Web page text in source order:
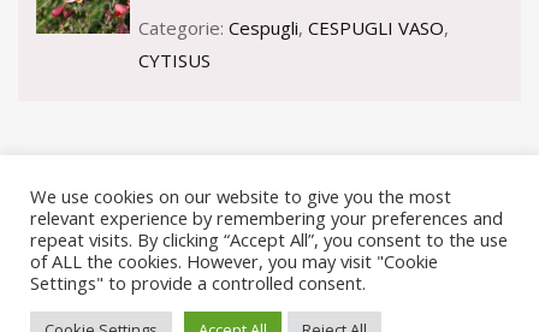
Categorie:Cespugli,CESPUGLI VASO,
CYTISUS
© VIVAI MARCHE BY ANDREA GOSTOLI P.IVA 02074150414 |
We use cookies on our website to give you the most
relevant experience by remembering your preferences and
repeat visits. By clicking “Accept All”, you consent to the use
of ALL the cookies. However, you may visit "Cookie
Settings" to provide a controlled consent.